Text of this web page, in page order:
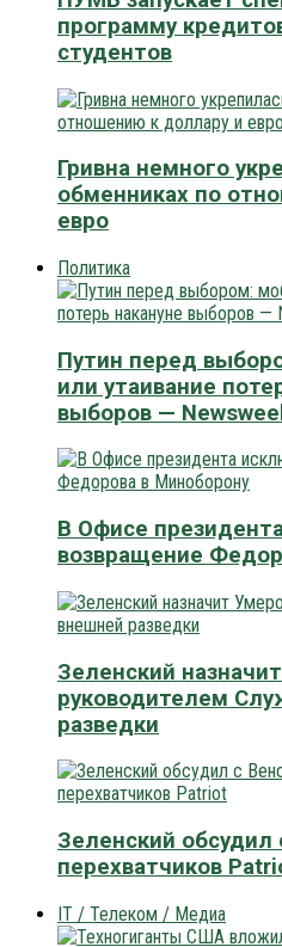
программу
студентов
Гривна немного
обменниках по
евро
Политика
Путин перед
или утаивание
выборов —
В Офисе
возвращение
Зеленский
руководителем
разведки
Зеленский обсудил
перехватчиков
IT / Телеком / Медиа